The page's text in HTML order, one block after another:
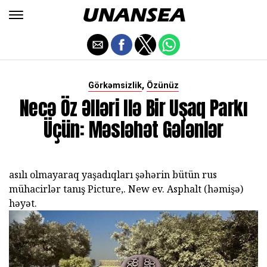
Görkəmsizlik, Özünüz
Necə Öz Əlləri Ilə Bir Uşaq Parkı
Üçün: Məsləhət Gələnlər
asılı olmayaraq yaşadıqları şəhərin bütün rus
mühacirlər tanış Picture,. New ev. Asphalt (həmişə)
həyət.